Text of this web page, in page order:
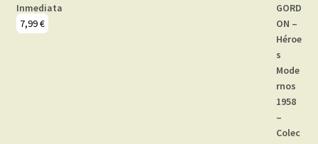
Inmediata
7,99€